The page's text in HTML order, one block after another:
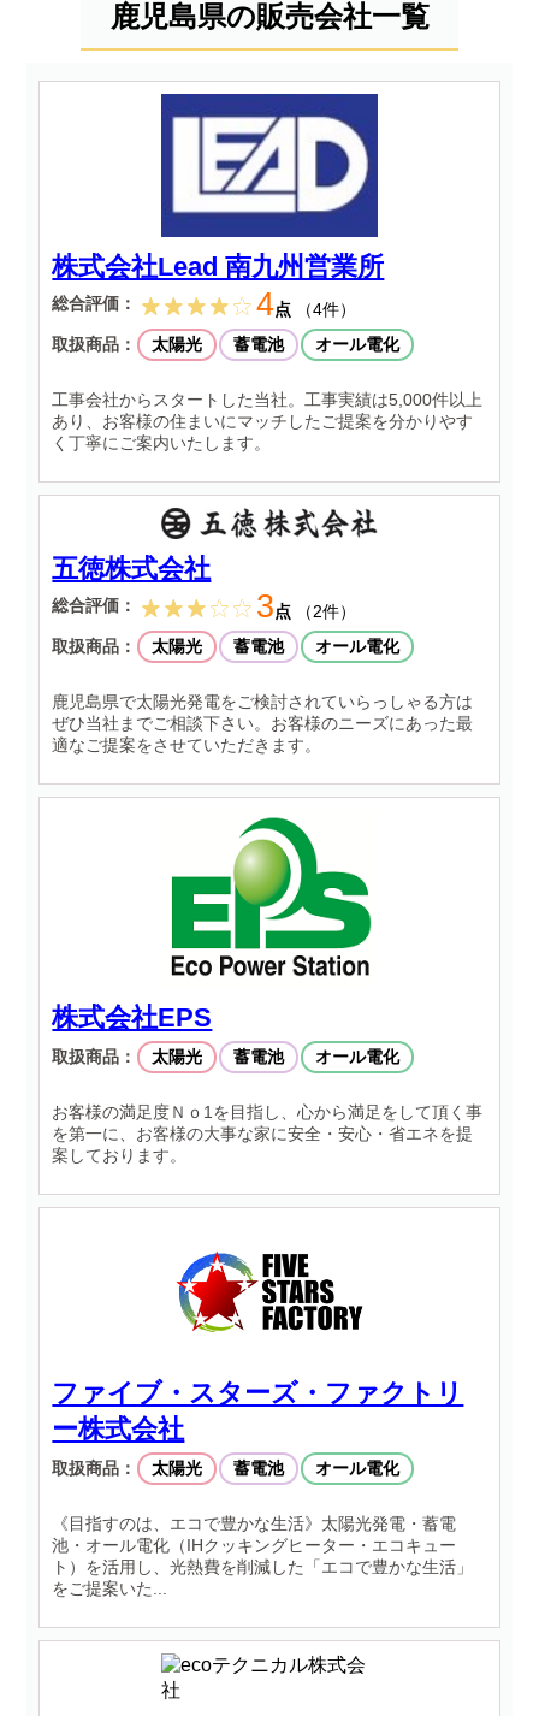
鹿児島県の販売会社一覧
株式会社Lead 南九州営業所
総合評価： 4点
（4件）
取扱商品：
太陽光 蓄電池 オール電化
工事会社からスタートした当社。工事実績は5,000件以上
あり、お客様の住まいにマッチしたご提案を分かりやす
く丁寧にご案内いたします。
五徳株式会社
総合評価： 3点
（2件）
取扱商品：
太陽光 蓄電池 オール電化
鹿児島県で太陽光発電をご検討されていらっしゃる方は
ぜひ当社までご相談下さい。お客様のニーズにあった最
適なご提案をさせていただきます。
株式会社EPS
取扱商品： 太陽光 蓄電池 オール電化
お客様の満足度Ｎｏ1を目指し、心から満足をして頂く事
を第一に、お客様の大事な家に安全・安心・省エネを提
案しております。
ファイブ・スターズ・ファクトリ
ー株式会社
取扱商品： 太陽光 蓄電池 オール電化
《目指すのは、エコで豊かな生活》太陽光発電・蓄電
池・オール電化（IHクッキングヒーター・エコキュー
ト）を活用し、光熱費を削減した「エコで豊かな生活」
をご提案いた...